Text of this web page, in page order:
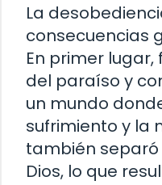
La
consecuencias
En primer
del paraíso y
un mundo
sufrimiento y la
también
Dios, lo que